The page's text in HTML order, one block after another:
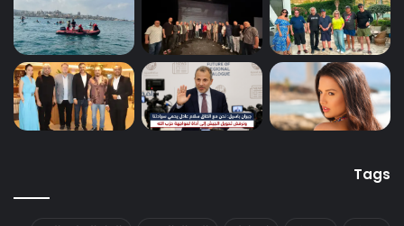
Tags